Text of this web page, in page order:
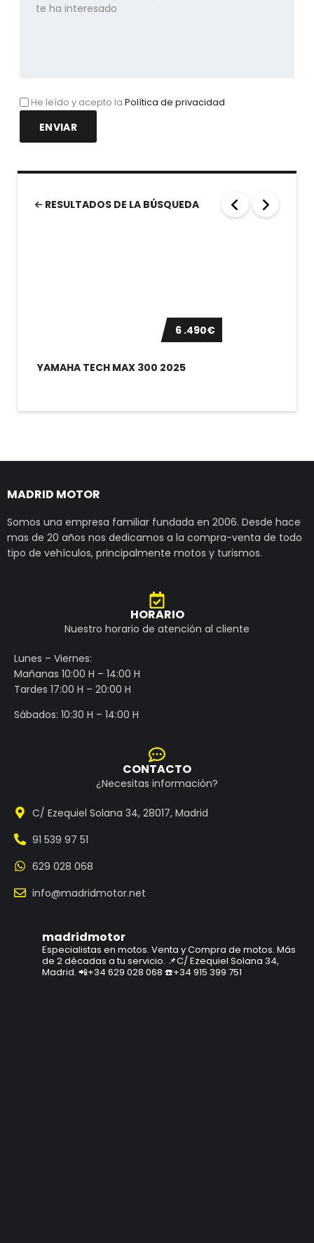
He leído y acepto la Política de privacidad
RESULTADOS DE LA BÚSQUEDA
6 .490€
YAMAHA TECH MAX 300 2025
MADRID MOTOR
Somos una empresa familiar fundada en 2006. Desde hace
mas de 20 años nos dedicamos a la compra-venta de todo
tipo de vehículos, principalmente motos y turismos.
HORARIO
Nuestro horario de atención al cliente
Lunes – Viernes:
Mañanas 10:00 H – 14:00 H
Tardes 17:00 H – 20:00 H
Sábados: 10:30 H – 14:00 H
CONTACTO
¿Necesitas información?
C/ Ezequiel Solana 34, 28017, Madrid
91 539 97 51
629 028 068
info@madridmotor.net
madridmotor
Especialistas en motos. Venta y Compra de motos. Más
de 2 décadas a tu servicio. 📌C/ Ezequiel Solana 34,
Madrid. 📲+34 629 028 068 ☎️+34 915 399 751